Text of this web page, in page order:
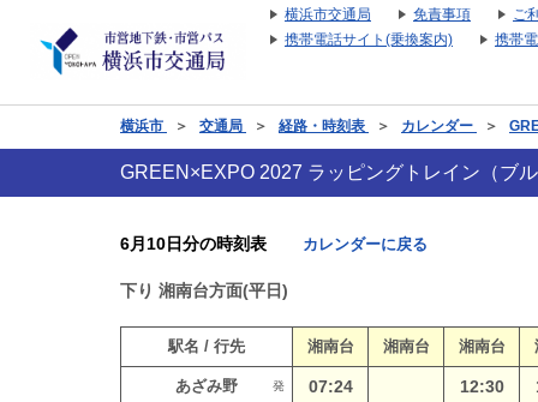
横浜市交通局 免責事項
ご
携帯電話サイト(乗換案内)
携帯
横浜市 ＞ 交通局 ＞ 経路・時刻表 ＞ カレンダー ＞
GREEN×EXPO 2027 ラッピングトレイン（ブ
6月10日分の時刻表 カレンダーに戻る
下り 湘南台方面(平日)
駅名 / 行先 湘南台 湘南台 湘南台
あざみ野 発 07:24 12:30